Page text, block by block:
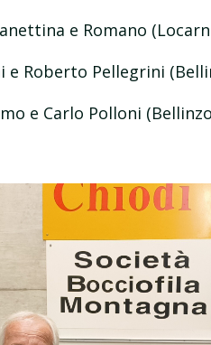
e Romano
e Roberto Pellegrini
e Carlo Polloni